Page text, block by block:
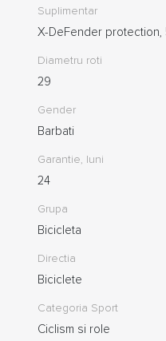
Suplimentar
X-DeFender protection,
Diametru roti
29
Gender
Barbati
Garantie, luni
24
Grupa
Bicicleta
Directia
Biciclete
Categoria Sport
Ciclism si role